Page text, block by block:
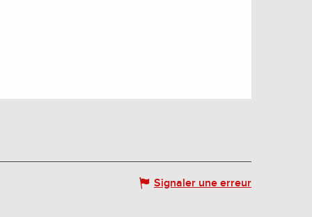
Signaler une erreur